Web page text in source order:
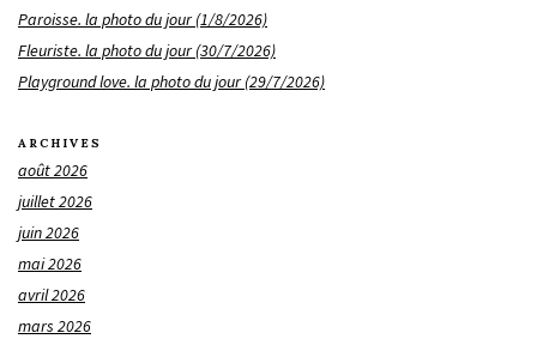
Paroisse. la photo du jour (1/8/2026)
Fleuriste. la photo du jour (30/7/2026)
Playground love. la photo du jour (29/7/2026)
ARCHIVES
août 2026
juillet 2026
juin 2026
mai 2026
avril 2026
mars 2026